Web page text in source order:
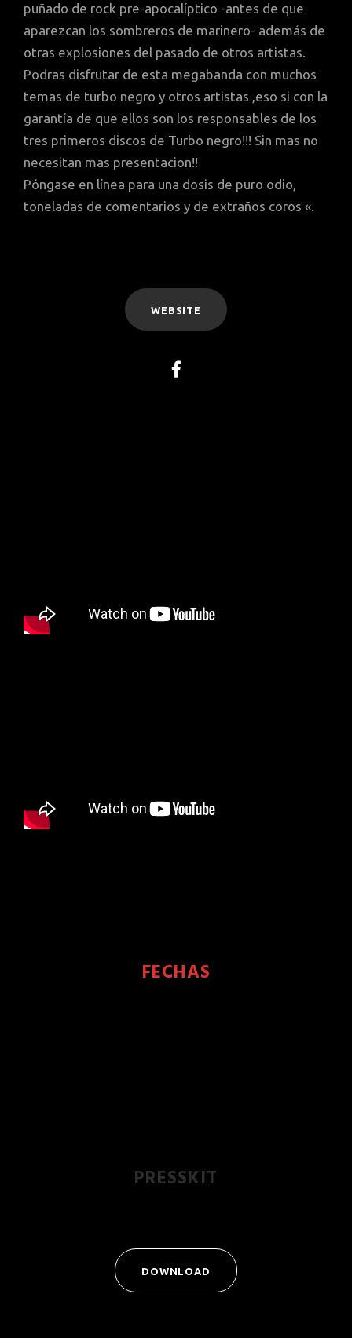
puñado de rock pre-apocalíptico -antes de que
aparezcan los sombreros de marinero- además de
otras explosiones del pasado de otros artistas.
Podras disfrutar de esta megabanda con muchos
temas de turbo negro y otros artistas ,eso si con la
garantía de que ellos son los responsables de los
tres primeros discos de Turbo negro!!! Sin mas no
necesitan mas presentacion!!
Póngase en línea para una dosis de puro odio,
toneladas de comentarios y de extraños coros «.
WEBSITE
FECHAS
PRESSKIT
DOWNLOAD